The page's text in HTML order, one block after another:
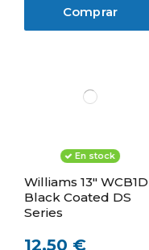
Comprar
En stock
Williams 13" WCB1D
Black Coated DS
Series
12,50 €